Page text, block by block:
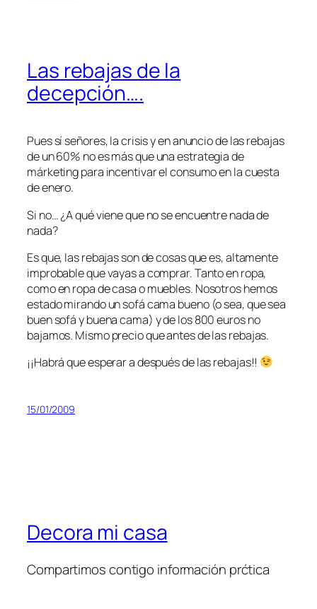
Las rebajas de la
decepción….
Pues sí señores, la crisis y en anuncio de las rebajas
de un 60% no es más que una estrategia de
márketing para incentivar el consumo en la cuesta
de enero.
Si no… ¿A qué viene que no se encuentre nada de
nada?
Es que, las rebajas son de cosas que es, altamente
improbable que vayas a comprar. Tanto en ropa,
como en ropa de casa o muebles. Nosotros hemos
estado mirando un sofá cama bueno (o sea, que sea
buen sofá y buena cama) y de los 800 euros no
bajamos. Mismo precio que antes de las rebajas.
¡¡Habrá que esperar a después de las rebajas!!
15/01/2009
Decora mi casa
Compartimos contigo información prćtica